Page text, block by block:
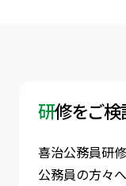
研修をご
喜治公務員研
公務員の方々